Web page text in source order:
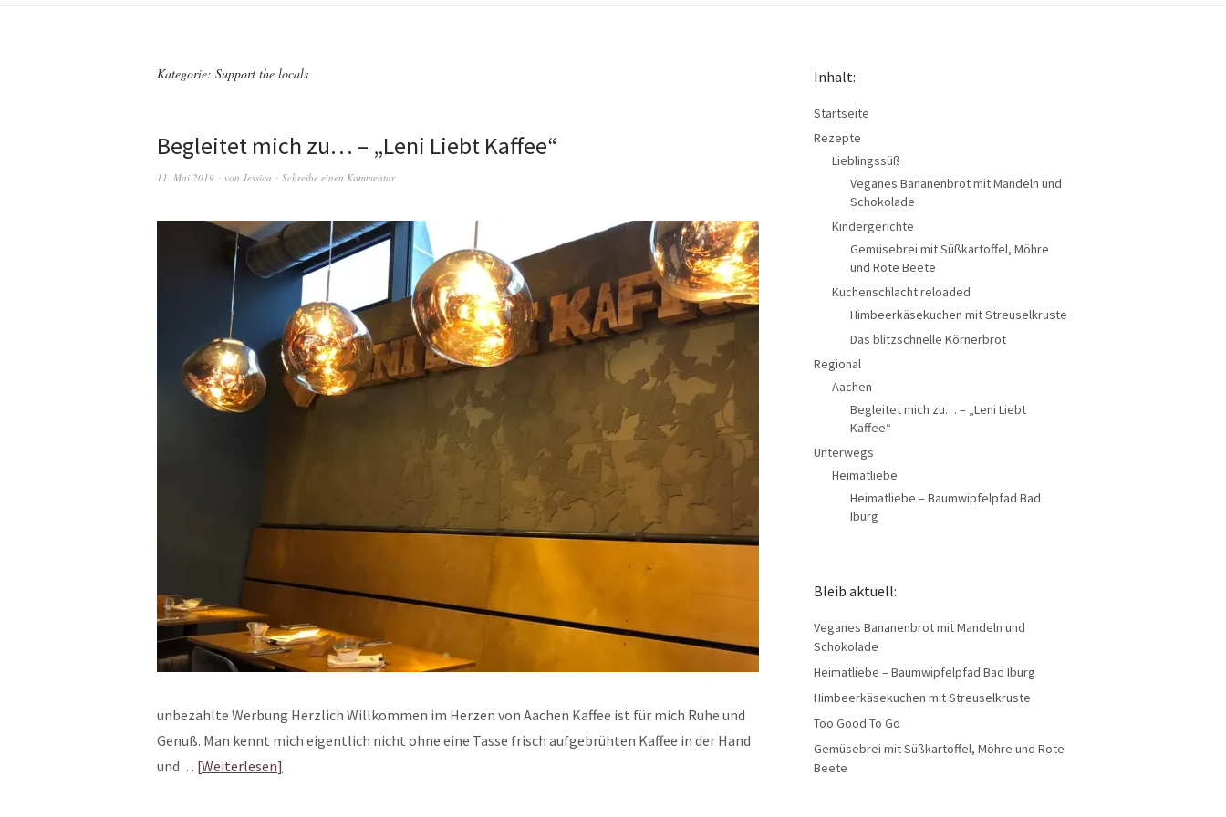
Kategorie: Support the locals
Begleitet mich zu… – „Leni Liebt Kaffee“
11. Mai 2019 von Jessica Schreibe einen Kommentar
unbezahlte Werbung Herzlich Willkommen im Herzen von Aachen Kaffee ist für mich Ruhe und
Genuß. Man kennt mich eigentlich nicht ohne eine Tasse frisch aufgebrühten Kaffee in der Hand
und… Weiterlesen
Inhalt:
Startseite
Rezepte
Lieblingssüß
Veganes Bananenbrot mit Mandeln und
Schokolade
Kindergerichte
Gemüsebrei mit Süßkartoffel, Möhre
und Rote Beete
Kuchenschlacht reloaded
Himbeerkäsekuchen mit Streuselkruste
Das blitzschnelle Körnerbrot
Regional
Aachen
Begleitet mich zu… – „Leni Liebt
Kaffee“
Unterwegs
Heimatliebe
Heimatliebe – Baumwipfelpfad Bad
Iburg
Bleib aktuell:
Veganes Bananenbrot mit Mandeln und
Schokolade
Heimatliebe – Baumwipfelpfad Bad Iburg
Himbeerkäsekuchen mit Streuselkruste
Too Good To Go
Gemüsebrei mit Süßkartoffel, Möhre und Rote
Beete